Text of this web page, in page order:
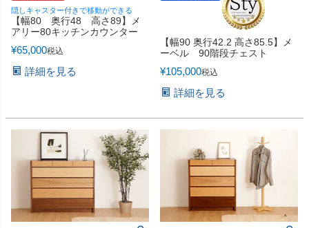
隠しキャスター付きで移動ができる
【幅80 奥行48 高さ89】メ
アリー80キッチンカウンター
¥65,000税込
詳細を見る
【幅90 奥行42.2 高さ85.5】メ
ーベル 90階段チェスト
¥105,000税込
詳細を見る